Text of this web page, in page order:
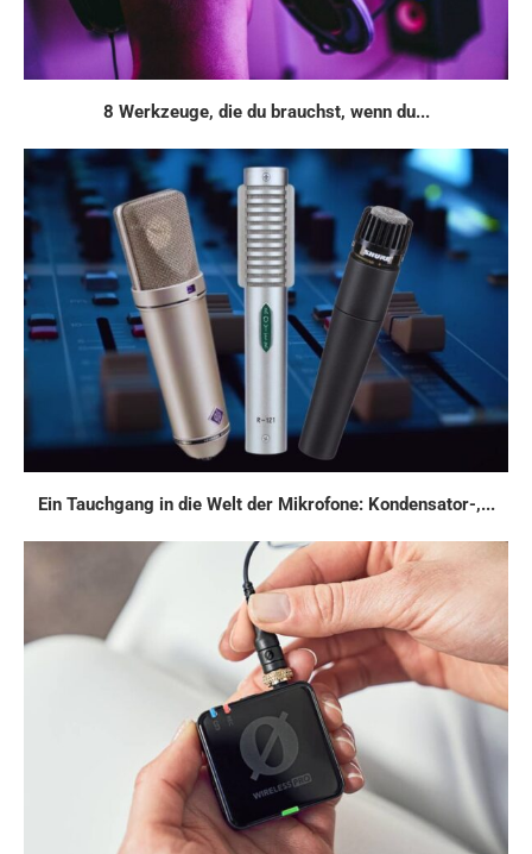
8 Werkzeuge, die du brauchst, wenn du...
Ein Tauchgang in die Welt der Mikrofone: Kondensator-,...